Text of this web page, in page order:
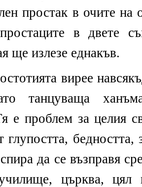
простак в очите
в двете
ще излезе еднакъв.
вирее
танцуваща
е проблем за целия
глупостта, бедността,
да се възправя
църква,